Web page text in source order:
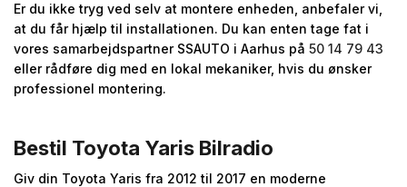
Er du ikke tryg ved selv at montere enheden, anbefaler vi,
at du får hjælp til installationen. Du kan enten tage fat i
vores samarbejdspartner SSAUTO i Aarhus på 50 14 79 43
eller rådføre dig med en lokal mekaniker, hvis du ønsker
professionel montering.
Bestil Toyota Yaris Bilradio
Giv din Toyota Yaris fra 2012 til 2017 en moderne